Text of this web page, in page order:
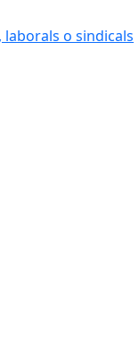
o sindicals